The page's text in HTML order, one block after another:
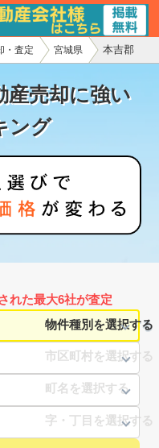
・査定 宮城県 本吉郡
産売却に強い
ング
れた最大6社が査定